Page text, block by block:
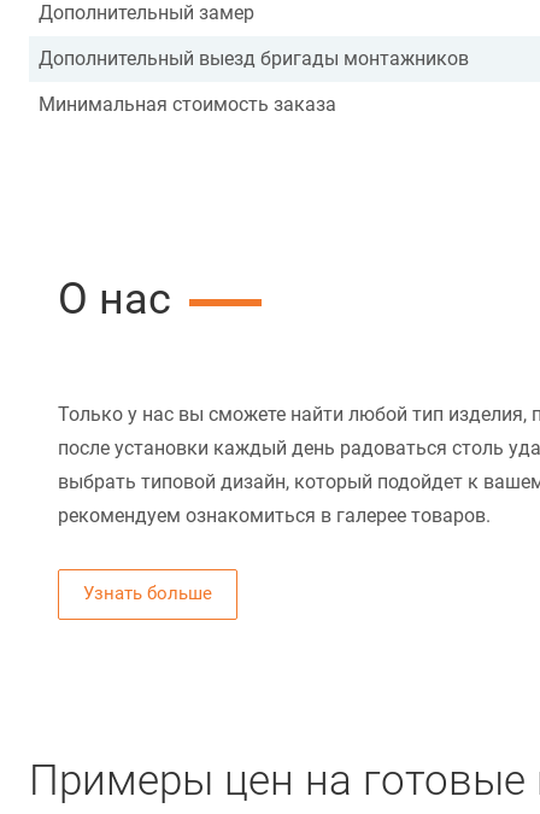
Дополнительный замер
Дополнительный выезд бригады монтажников
Минимальная стоимость заказа
О нас
Только у нас вы сможете найти любой тип изделия,
после установки каждый день радоваться столь
выбрать типовой дизайн, который подойдет к
рекомендуем ознакомиться в галерее товаров.
Узнать больше
Примеры цен на готовые